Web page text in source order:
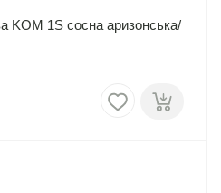
KOM 1S сосна аризонська/